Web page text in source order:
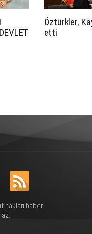
Öztürkler,
etti
hakları haber